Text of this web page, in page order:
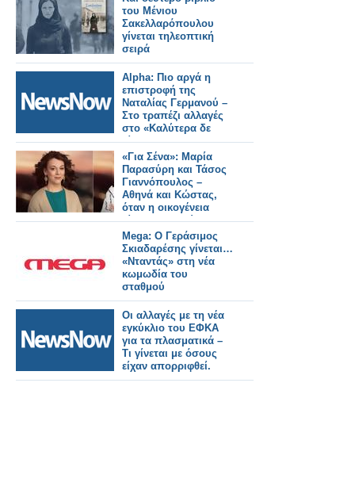
του Μένιου
Σακελλαρόπουλου
γίνεται τηλεοπτική
σειρά
Alpha: Πιο αργά η
επιστροφή της
Ναταλίας Γερμανού –
Στο τραπέζι αλλαγές
στο «Καλύτερα δε
γίνεται»
«Για Σένα»: Μαρία
Παρασύρη και Τάσος
Γιαννόπουλος –
Αθηνά και Κώστας,
όταν η οικογένεια
γίνεται καταφύγιο
Mega: Ο Γεράσιμος
Σκιαδαρέσης γίνεται…
«Νταντάς» στη νέα
κωμωδία του
σταθμού
Οι αλλαγές με τη νέα
εγκύκλιο του ΕΦΚΑ
για τα πλασματικά –
Τι γίνεται με όσους
είχαν απορριφθεί.